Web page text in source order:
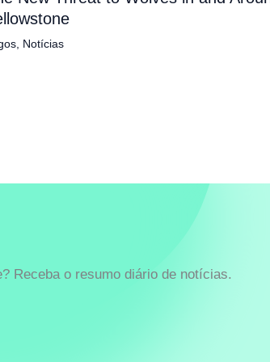
, Notícias
Receba o resumo diário de notícias.